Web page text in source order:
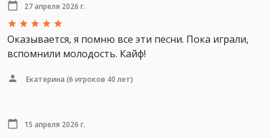
27 апреля 2026 г.
Оказывается, я помню все эти песни. Пока играли,
вспомнили молодость. Кайф!
Екатерина (6 игроков 40 лет)
15 апреля 2026 г.